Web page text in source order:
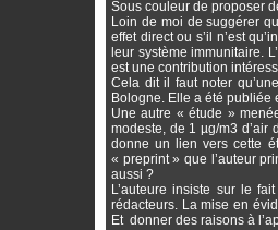
Sous couleur de proposer
Loin de moi de suggérer
effet direct ou s’il n’est
leur système immunitaire.
est une contribution
Cela dit il faut noter
Bologne. Elle a été publiée
Une autre « étude »
modeste, de 1 µg/m3 d’air
donne un lien vers cette
« preprint » que l’auteur
aussi ?
L’auteure insiste sur le
rédacteurs. La mise en
Et donner des raisons à